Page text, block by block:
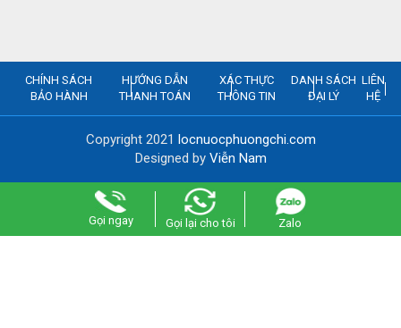
CHÍNH SÁCH
BẢO HÀNH
HƯỚNG DẪN
THANH TOÁN
XÁC THỰC
THÔNG TIN
DANH SÁCH
ĐẠI LÝ
LIÊN
HỆ
Copyright 2021 locnuocphuongchi.com
Designed by Viễn Nam
Gọi ngay Gọi lại cho tôi Zalo